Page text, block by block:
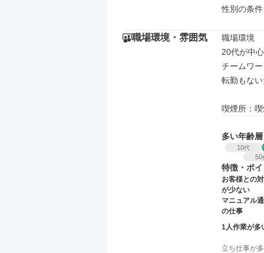
性別の条
職場環境・雰囲気
職場環境
20代が中
チームワ
転勤もな
喫煙所：
多い年齢層
10代
50
特徴・ポ
お客様との
が少ない
マニュアル
の仕事
1人作業が多
立ち仕事が